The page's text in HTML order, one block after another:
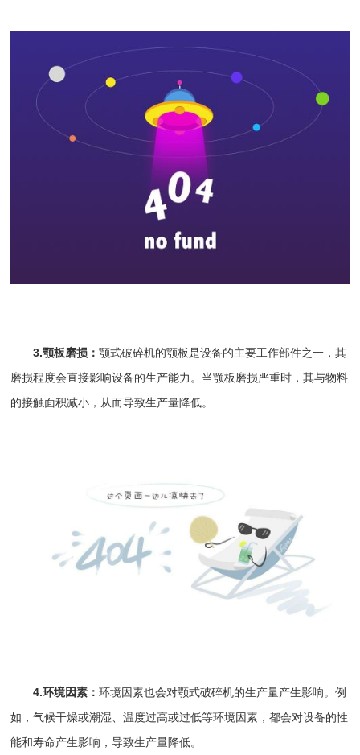
3.颚板磨损：颚式破碎机的颚板是设备的主要工作部件之一，其
磨损程度会直接影响设备的生产能力。当颚板磨损严重时，其与物料
的接触面积减小，从而导致生产量降低。
4.环境因素：环境因素也会对颚式破碎机的生产量产生影响。例
如，气候干燥或潮湿、温度过高或过低等环境因素，都会对设备的性
能和寿命产生影响，导致生产量降低。